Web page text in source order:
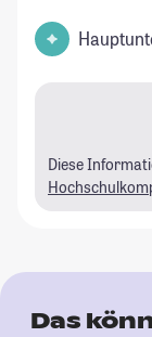
Diese
Das